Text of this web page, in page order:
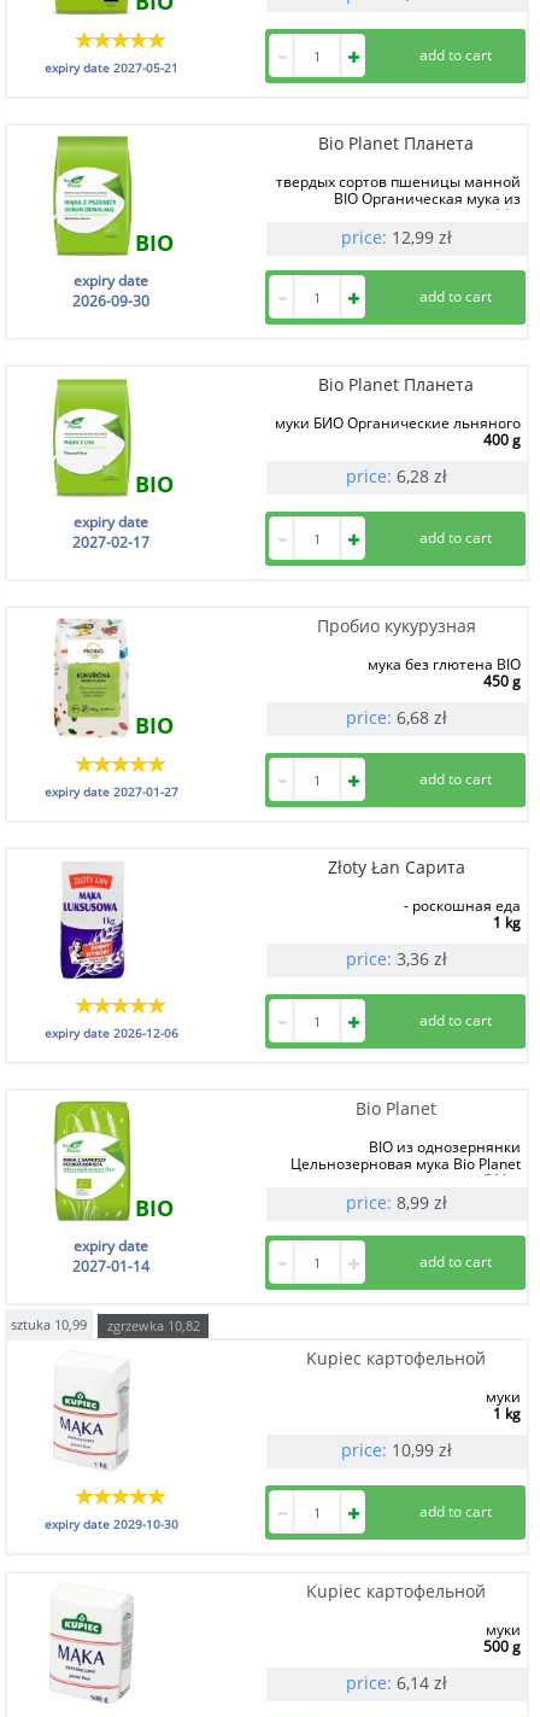
expiry date 2027-05-21
Bio Planet Планета
BIO
твердых сортов пшеницы манной
BIO Органическая мука из
1 kg
price: 12,99 zł
expiry date
2026-09-30
Bio Planet Планета
BIO
муки БИО Органические льняного
400 g
price: 6,28 zł
expiry date
2027-02-17
Пробио кукурузная
BIO
мука без глютена BIO
450 g
price: 6,68 zł
expiry date 2027-01-27
Złoty Łan Сарита
- роскошная еда
1 kg
price: 3,36 zł
expiry date 2026-12-06
Bio Planet
BIO
BIO из однозернянки
Цельнозерновая мука Bio Planet
500 g
price: 8,99 zł
expiry date
2027-01-14
sztuka 10,99 zgrzewka 10,82
Kupiec картофельной
муки
1 kg
price: 10,99 zł
expiry date 2029-10-30
Kupiec картофельной
муки
500 g
price: 6,14 zł